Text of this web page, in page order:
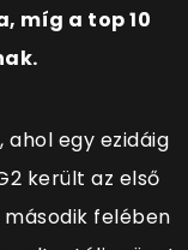
míg a top 10
ahol egy ezidáig
került az első
felében